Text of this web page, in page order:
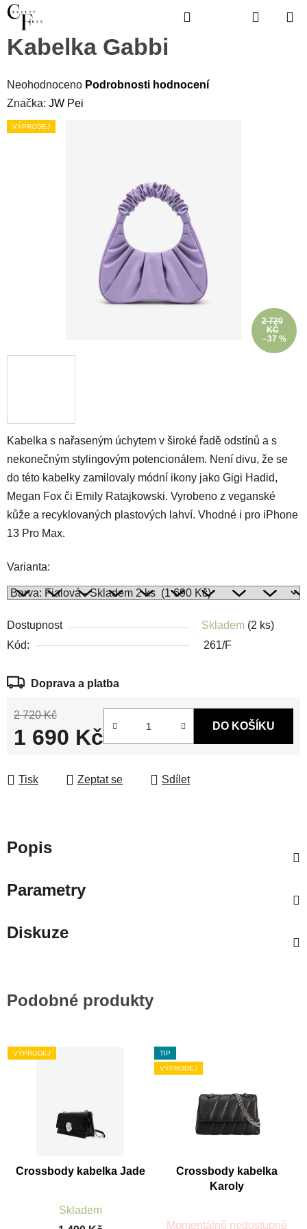
Přejít
na
obsah
Hledat
Kabelka s nařaseným úchytem v široké řadě odstínů a s
nekonečným stylingovým potencionálem. Není divu, že se
do této kabelky zamilovaly módní ikony jako Gigi Hadid,
Megan Fox či Emily Ratajkowski. Vyrobeno z veganské
kůže a recyklovaných plastových lahví. Vhodné i pro iPhone
13 Pro Max.
Varianta:
Dostupnost Skladem (2 ks)
Kód:
261/F
Doprava a platba
2 720 Kč
1 690 Kč DO KOŠÍKU
Tisk Zeptat se Sdílet
Kabelka Gabbi
hodnocení
produktu
Neohodnoceno Podrobnosti hodnocení
Značka: JW Pei
VÝPRODEJ
2 720
KČ
–37 %
Popis
Parametry
Diskuze
Podobné produkty
VÝPRODEJ
Crossbody kabelka Jade
Skladem
TIP
VÝPRODEJ
Crossbody kabelka
Karoly
produktu
Momentálně nedostupné